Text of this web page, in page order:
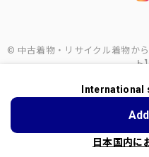
© 中古着物・リサイクル着物か
ト
International
日本国内に
ショ